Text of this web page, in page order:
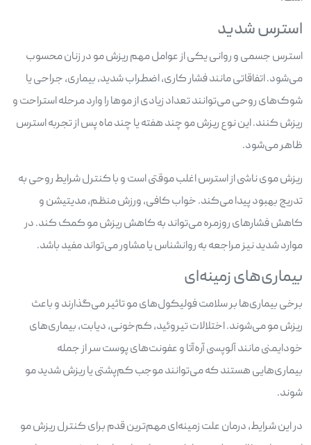
استرس شدید
استرس جسمی و روانی یکی از عوامل مهم ریزش مو در زنان محسوب
می‌شود. اتفاقاتی مانند فشار کاری، اضطراب شدید، بیماری، جراحی یا
شوک‌های روحی می‌توانند تعداد زیادی از موها را وارد مرحله استراحت و
ریزش کنند. این نوع ریزش مو چند هفته یا چند ماه پس از تجربه استرس
ظاهر می‌شود.
ریزش موی ناشی از استرس اغلب موقتی است و با کنترل شرایط روحی به
تدریج بهبود پیدا می‌کند. خواب کافی، ورزش منظم، مدیتیشن و
کاهش فشارهای روزمره می‌تواند به کاهش ریزش مو کمک کند. در
موارد شدید نیز مراجعه به روانشناس یا مشاور می‌تواند مفید باشد.
بیماری‌های زمینه‌ای
برخی بیماری‌ها بر سلامت فولیکول‌های مو تاثیر می‌گذارند و باعث
ریزش مو می‌شوند. اختلالات تیروئید، کم‌خونی، دیابت، بیماری‌های
خودایمنی مانند آلوپسی آره‌آتا و عفونت‌های پوست سر از جمله
بیماری‌هایی هستند که می‌توانند موجب کم‌پشتی یا ریزش شدید مو
شوند.
در این شرایط، درمان علت زمینه‌ای مهم‌ترین قدم برای کنترل ریزش مو